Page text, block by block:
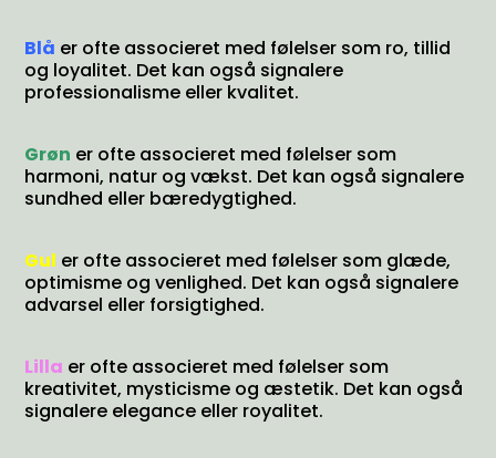
Blå er ofte associeret med følelser som ro, tillid
og loyalitet. Det kan også signalere
professionalisme eller kvalitet.
Grøn er ofte associeret med følelser som
harmoni, natur og vækst. Det kan også signalere
sundhed eller bæredygtighed.
Gul er ofte associeret med følelser som glæde,
optimisme og venlighed. Det kan også signalere
advarsel eller forsigtighed.
Lilla er ofte associeret med følelser som
kreativitet, mysticisme og æstetik. Det kan også
signalere elegance eller royalitet.